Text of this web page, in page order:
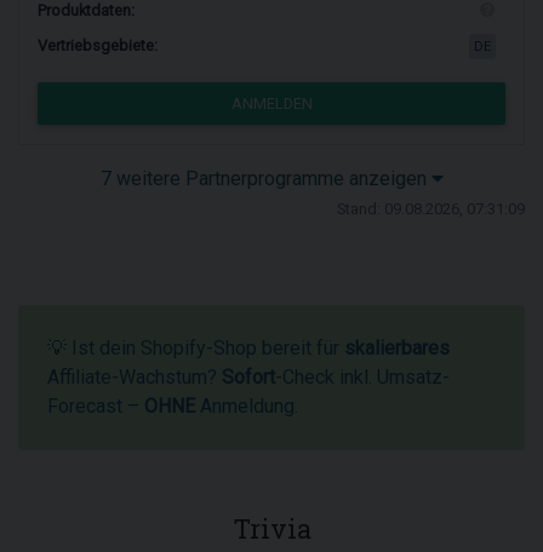
Produktdaten:
Vertriebsgebiete:
ANMELDEN
7 weitere Partnerprogramme anzeigen
💡 Ist dein Shopify-Shop bereit für skalierbares
Affiliate-Wachstum? Sofort-Check inkl. Umsatz-
Forecast – OHNE Anmeldung.
Trivia